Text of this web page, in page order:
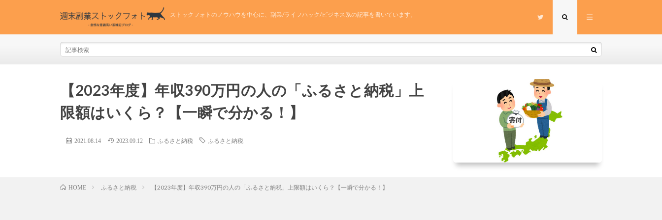
ストックフォトのノウハウを中心に、副業/ライフハック/ビジネス系の記事を書いています。
【2023年度】年収390万円の人の「ふるさと納税」上
限額はいくら？【一瞬で分かる！】
2021.08.14 2023.09.12 ふるさと納税 ふるさと納税
HOME ふるさと納税 【2023年度】年収390万円の人の「ふるさと納税」上限額はいくら？【一瞬で分かる！】